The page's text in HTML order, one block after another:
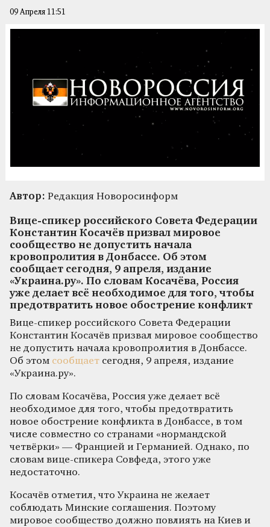
09 Апреля 11:51
Автор: Редакция Новоросинформ
Вице-спикер российского Совета Федерации
Константин Косачёв призвал мировое
сообщество не допустить начала
кровопролития в Донбассе. Об этом
сообщает сегодня, 9 апреля, издание
«Украина.ру». По словам Косачёва, Россия
уже делает всё необходимое для того, чтобы
предотвратить новое обострение конфликт
Вице-спикер российского Совета Федерации
Константин Косачёв призвал мировое сообщество
не допустить начала кровопролития в Донбассе.
Об этом сообщает сегодня, 9 апреля, издание
«Украина.ру».
По словам Косачёва, Россия уже делает всё
необходимое для того, чтобы предотвратить
новое обострение конфликта в Донбассе, в том
числе совместно со странами «нормандской
четвёрки» — Францией и Германией. Однако, по
словам вице-спикера Совфеда, этого уже
недостаточно.
Косачёв отметил, что Украина не желает
соблюдать Минские соглашения. Поэтому
мировое сообщество должно повлиять на Киев и